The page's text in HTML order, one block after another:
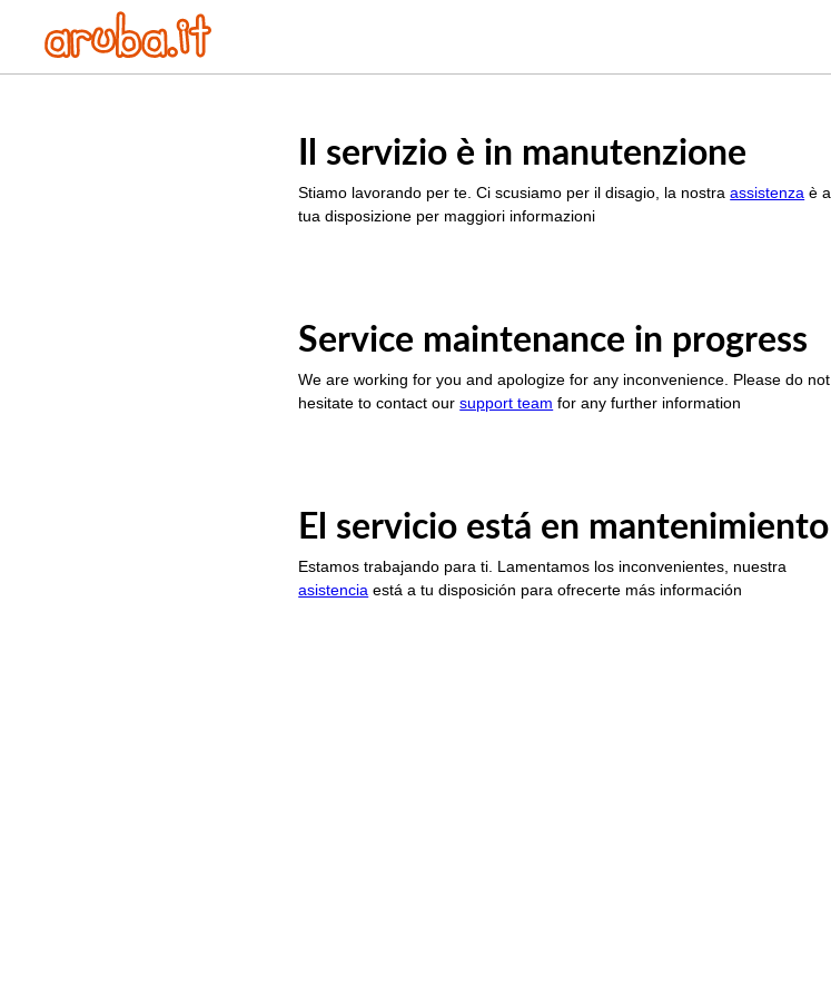
Il servizio è in manutenzione
Stiamo lavorando per te. Ci scusiamo per il disagio, la nostraassistenza è a
tua disposizione per maggiori informazioni
Service maintenance in progress
We are working for you and apologize for any inconvenience. Please do not
hesitate to contact oursupport team for any further information
El servicio está en mantenimiento
Estamos trabajando para ti. Lamentamos los inconvenientes, nuestra
asistencia está a tu disposición para ofrecerte más información